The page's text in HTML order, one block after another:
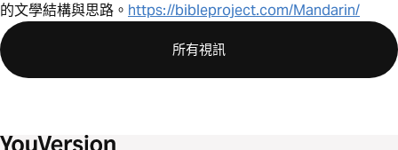
的文學結構與思路。 https://bibleproject.com/Mandarin/
所有視訊